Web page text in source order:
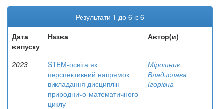
Результати 1 до 6 із 6
Дата
випуску
Назва Автор(и)
2023
STEM-освіта як
перспективний напрямок
викладання дисциплін
природничо-математичного
циклу
Мірошник,
Владислава
Ігорівна